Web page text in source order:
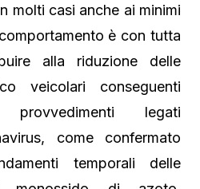
molti casi anche ai minimi
è con tutta
alla riduzione delle
veicolari conseguenti
provvedimenti legati
come confermato
temporali delle